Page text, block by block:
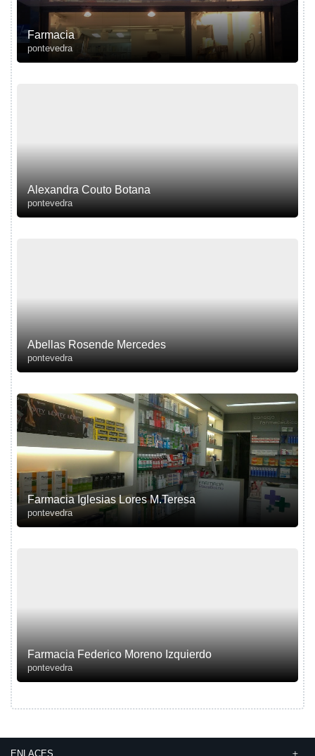
Farmacia
pontevedra
Alexandra Couto Botana
pontevedra
Abellas Rosende Mercedes
pontevedra
Farmacia Iglesias Lores M.Teresa
pontevedra
Farmacia Federico Moreno Izquierdo
pontevedra
ENLACES